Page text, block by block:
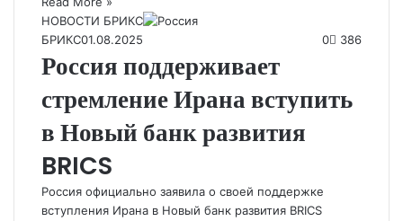
НОВОСТИ БРИКС
БРИКС01.08.2025 0 386
Россия поддерживает
стремление Ирана вступить
в Новый банк развития
BRICS
Россия официально заявила о своей поддержке
вступления Ирана в Новый банк развития BRICS